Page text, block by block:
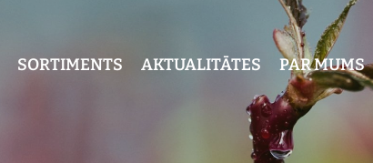
SORTIMENTS AKTUALITĀTES PAR MUMS